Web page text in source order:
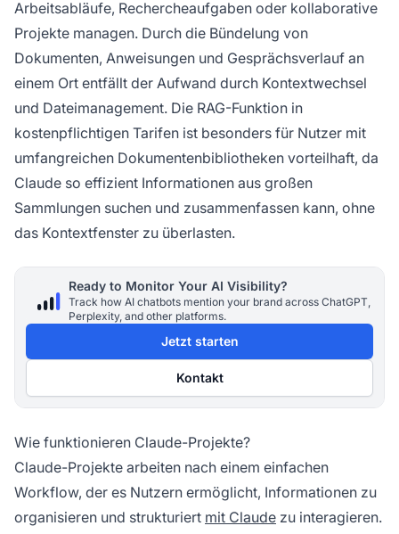
Arbeitsabläufe, Rechercheaufgaben oder kollaborative
Projekte managen. Durch die Bündelung von
Dokumenten, Anweisungen und Gesprächsverlauf an
einem Ort entfällt der Aufwand durch Kontextwechsel
und Dateimanagement. Die RAG-Funktion in
kostenpflichtigen Tarifen ist besonders für Nutzer mit
umfangreichen Dokumentenbibliotheken vorteilhaft, da
Claude so effizient Informationen aus großen
Sammlungen suchen und zusammenfassen kann, ohne
das Kontextfenster zu überlasten.
Ready to Monitor Your AI Visibility?
Track how AI chatbots mention your brand across ChatGPT,
Perplexity, and other platforms.
Jetzt starten
Kontakt
Wie funktionieren Claude-Projekte?
Claude-Projekte arbeiten nach einem einfachen
Workflow, der es Nutzern ermöglicht, Informationen zu
organisieren und strukturiert mit Claude zu interagieren.